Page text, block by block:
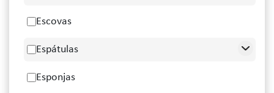
Escovas
Espátulas
Esponjas